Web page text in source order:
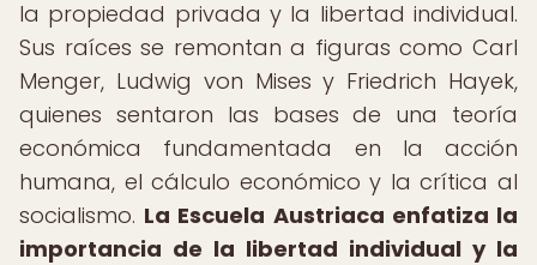
la propiedad privada y la libertad individual.
Sus raíces se remontan a figuras como Carl
Menger, Ludwig von Mises y Friedrich Hayek,
quienes sentaron las bases de una teoría
económica fundamentada en la acción
humana, el cálculo económico y la crítica al
socialismo. La Escuela Austriaca enfatiza la
importancia de la libertad individual y la